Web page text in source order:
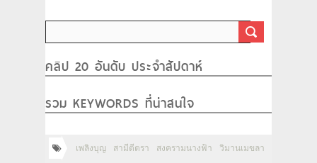
คลิป 20 อันดับ ประจำสัปดาห์
รวม KEYWORDS ที่น่าสนใจ
เพลิงบุญ สามีตีตรา สงครามนางฟ้า วิมานเมขลา